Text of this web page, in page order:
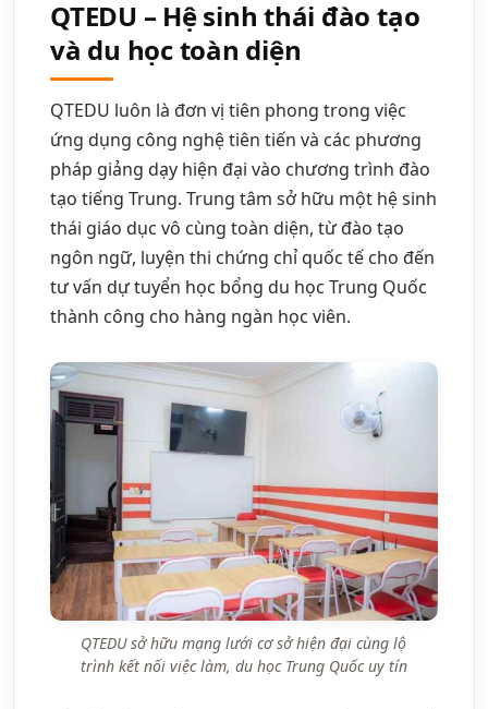
QTEDU – Hệ sinh thái đào tạo
và du học toàn diện
QTEDU luôn là đơn vị tiên phong trong việc
ứng dụng công nghệ tiên tiến và các phương
pháp giảng dạy hiện đại vào chương trình đào
tạo tiếng Trung. Trung tâm sở hữu một hệ sinh
thái giáo dục vô cùng toàn diện, từ đào tạo
ngôn ngữ, luyện thi chứng chỉ quốc tế cho đến
tư vấn dự tuyển học bổng du học Trung Quốc
thành công cho hàng ngàn học viên.
QTEDU sở hữu mạng lưới cơ sở hiện đại cùng lộ
trình kết nối việc làm, du học Trung Quốc uy tín